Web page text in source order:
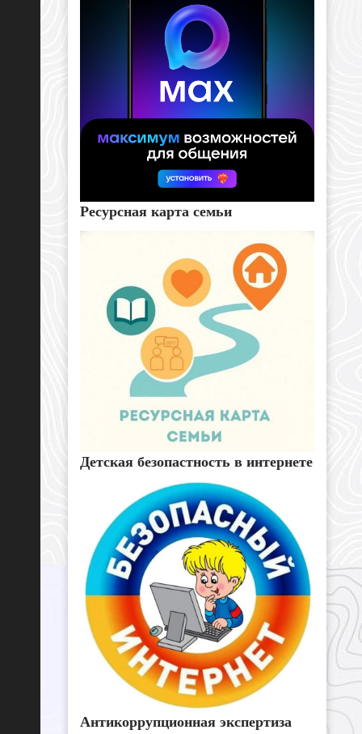
Ресурсная карта семьи
Детская безопастность в интернете
Антикоррупционная экспертиза